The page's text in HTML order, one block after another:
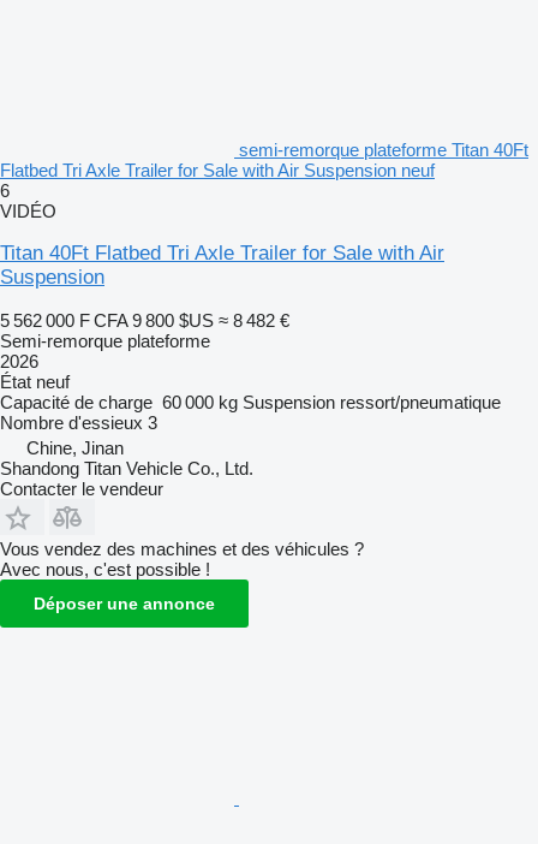
semi-remorque plateforme Titan 40Ft
Flatbed Tri Axle Trailer for Sale with Air Suspension neuf
6
VIDÉO
Titan 40Ft Flatbed Tri Axle Trailer for Sale with Air
Suspension
5 562 000 F CFA 9 800 $US ≈ 8 482 €
Semi-remorque plateforme
2026
État neuf
Capacité de charge 60 000 kg Suspension ressort/pneumatique
Nombre d'essieux 3
Chine, Jinan
Shandong Titan Vehicle Co., Ltd.
Contacter le vendeur
Vous vendez des machines et des véhicules ?
Avec nous, c'est possible !
Déposer une annonce